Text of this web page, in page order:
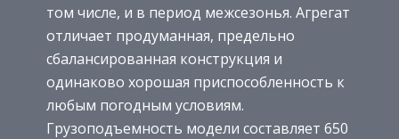
том числе, и в период межсезонья. Агрегат
отличает продуманная, предельно
сбалансированная конструкция и
одинаково хорошая приспособленность к
любым погодным условиям.
Грузоподъемность модели составляет 650